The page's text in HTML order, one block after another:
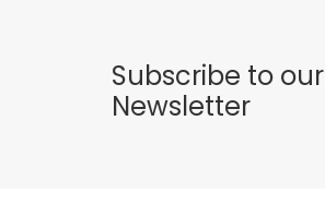
Subscribe to our
Newsletter